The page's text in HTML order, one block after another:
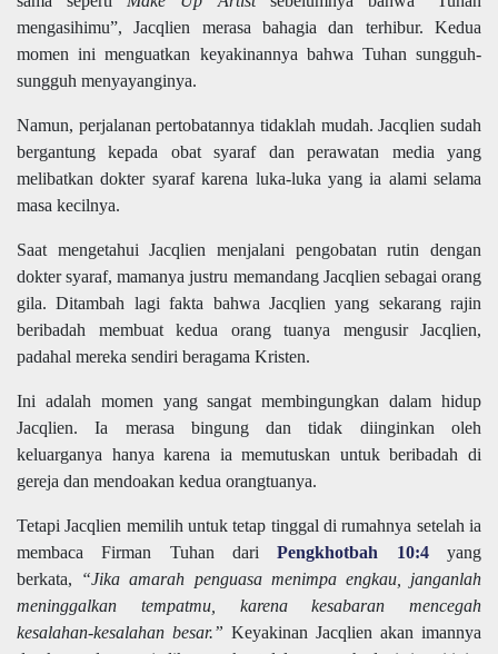
mengasihimu”, Jacqlien merasa bahagia dan terhibur. Kedua
momen ini menguatkan keyakinannya bahwa Tuhan sungguh-
sungguh menyayanginya.
Namun, perjalanan pertobatannya tidaklah mudah. Jacqlien sudah
bergantung kepada obat syaraf dan perawatan media yang
melibatkan dokter syaraf karena luka-luka yang ia alami selama
masa kecilnya.
Saat mengetahui Jacqlien menjalani pengobatan rutin dengan
dokter syaraf, mamanya justru memandang Jacqlien sebagai orang
gila. Ditambah lagi fakta bahwa Jacqlien yang sekarang rajin
beribadah membuat kedua orang tuanya mengusir Jacqlien,
padahal mereka sendiri beragama Kristen.
Ini adalah momen yang sangat membingungkan dalam hidup
Jacqlien. Ia merasa bingung dan tidak diinginkan oleh
keluarganya hanya karena ia memutuskan untuk beribadah di
gereja dan mendoakan kedua orangtuanya.
Tetapi Jacqlien memilih untuk tetap tinggal di rumahnya setelah ia
membaca Firman Tuhan dariPengkhotbah 10:4yang
berkata,
“Jika amarah penguasa menimpa engkau, janganlah
meninggalkan tempatmu, karena kesabaran mencegah
kesalahan-kesalahan besar.” Keyakinan Jacqlien akan imannya